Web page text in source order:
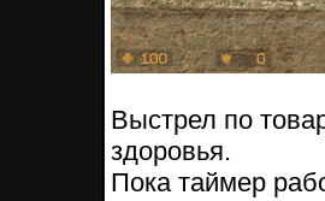
Выстрел по
здоровья.
Пока таймер